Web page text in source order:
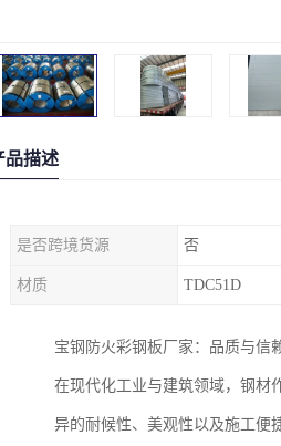
品描述
是否跨境货源 否
材质 TDC51D
宝钢防火彩钢板厂家：品质与信
在现代化工业与建筑领域，钢材
异的耐候性、美观性以及施工便